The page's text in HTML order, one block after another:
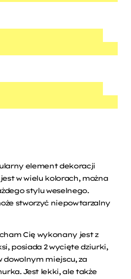
element dekoracji
w wielu kolorach, można
stylu weselnego.
stworzyć niepowtarzalny
Cię wykonany jest z
posiada 2 wycięte dziurki,
dowolnym miejscu, za
Jest lekki, ale także